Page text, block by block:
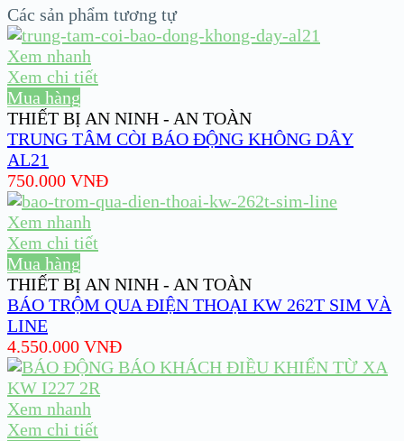
Các sản phẩm tương tự
Xem nhanh
Xem chi tiết
Mua hàng
THIẾT BỊ AN NINH - AN TOÀN
TRUNG TÂM CÒI BÁO ĐỘNG KHÔNG DÂY
AL21
750.000 VNĐ
Xem nhanh
Xem chi tiết
Mua hàng
THIẾT BỊ AN NINH - AN TOÀN
BÁO TRỘM QUA ĐIỆN THOẠI KW 262T SIM VÀ
LINE
4.550.000 VNĐ
Xem nhanh
Xem chi tiết